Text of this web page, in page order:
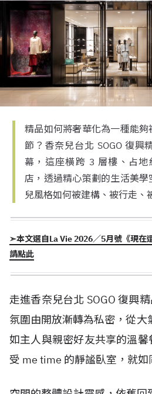
精品如何將奢華化為一種能
節？香奈兒台北 SOGO 復興
幕，這座橫跨 3 層樓、占
店，透過精心策劃的生活美
兒風格如何被建構、被行走、
➣本文選自La Vie 2026／5月號《現在
請點此
走進香奈兒台北 SOGO 復興
氛圍由開放漸轉為私密，從大
如主人與親密好友共享的溫
受 me time 的靜謐臥室，就如